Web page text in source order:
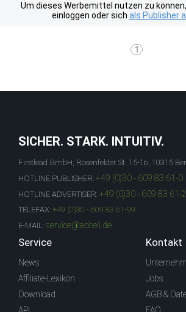
Um dieses Werbemittel nutzen zu
einloggen oder sich als Publisher
1
SICHER. STARK. INTUITIV.
Firstlead GmbH, Rosenfelder St. 15-16, 10315
HOTLINE PUBLISHER: +49 (0)30 - 609 83 61-0
HOTLINE ADVERTISER: +49 (0)30 - 609 83 61-
TELEFAX: +49 (0)30 - 609 83 61-99
E-MAIL: service@adcell.de
Service
News
Affiliate-Lexikon
Download
Kontakt
Jobs
AGB &